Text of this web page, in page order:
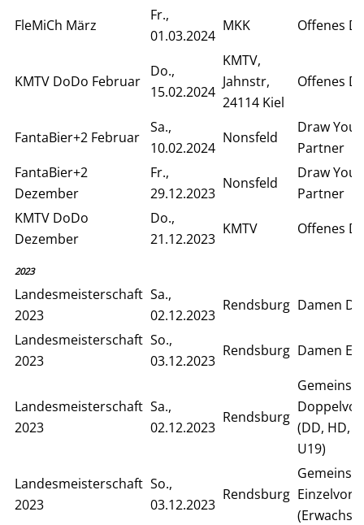
FleMiCh März
Fr.,
01.03.2024
MKK Offenes
KMTV DoDo Februar
Do.,
15.02.2024
KMTV,
Jahnstr,
24114 Kiel
Offenes
FantaBier+2 Februar
Sa.,
10.02.2024
Nonsfeld
Draw Your
Partner
FantaBier+2
Dezember
Fr.,
29.12.2023
Nonsfeld
Draw Your
Partner
KMTV DoDo
Dezember
Do.,
21.12.2023
KMTV Offenes
2023
Landesmeisterschaft
2023
Sa.,
02.12.2023
Rendsburg Damen
Landesmeisterschaft
2023
So.,
03.12.2023
Rendsburg Damen
Landesmeisterschaft
2023
Sa.,
02.12.2023
Rendsburg
(DD, HD,
U19)
Landesmeisterschaft
2023
So.,
03.12.2023
Rendsburg